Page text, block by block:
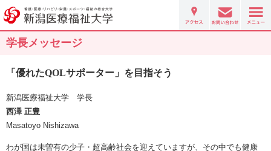
学長メッセージ
「優れたQOLサポーター」を目指そう
新潟医療福祉大学 学長
西澤 正豊
Masatoyo Nishizawa
わが国は未曽有の少子・超高齢社会を迎えていますが、その中でも健康